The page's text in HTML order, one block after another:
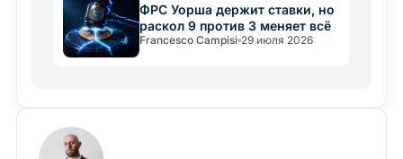
ФРС Уорша держит ставки, но
раскол 9 против 3 меняет всё
Francesco Campisi 29 июля 2026